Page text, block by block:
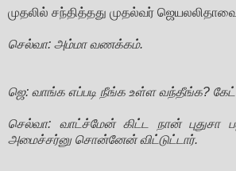
முதலில் சந்தித்தது முதல்வர்
செல்வா: அம்மா வணக்கம்.
ஜெ: வாங்க எப்படி நீங்க உள்ள வந்தீங்க? கேட்
செல்வா: வாட்ச்மேன் கிட்ட நான் புதுசா
அமைச்சர்னு சொன்னேன் விட்டுட்டார்.